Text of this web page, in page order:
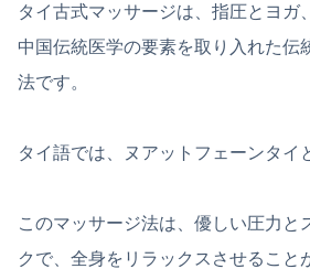
タイ古式マッサージは、指圧とヨガ
中国伝統医学の要素を取り入れた伝
法です。
タイ語では、ヌアットフェーンタイ
このマッサージ法は、優しい圧力と
クで、全身をリラックスさせること